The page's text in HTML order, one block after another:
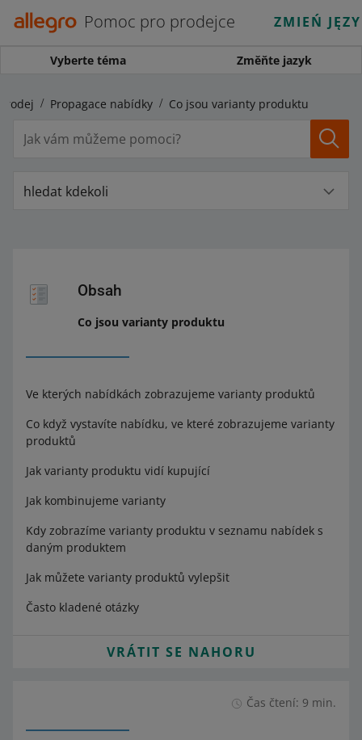
Pomoc pro prodejce ZMIEŃ
Vyberte téma Změňte jazyk
Propagace nabídky Co jsou varianty produktu
hledat kdekoli
Obsah
Co jsou varianty produktu
Ve kterých nabídkách zobrazujeme varianty produktů
Co když vystavíte nabídku, ve které zobrazujeme varianty
produktů
Jak varianty produktu vidí kupující
Jak kombinujeme varianty
Kdy zobrazíme varianty produktu v seznamu nabídek s
daným produktem
Jak můžete varianty produktů vylepšit
Často kladené otázky
VRÁTIT SE NAHORU
Čas čtení: 9 min.